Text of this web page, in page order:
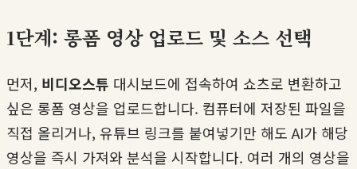
1단계: 롱폼 영상 업로드 및 소스 선택
먼저, 비디오스튜 대시보드에 접속하여 쇼츠로 변환하고
싶은 롱폼 영상을 업로드합니다. 컴퓨터에 저장된 파일을
직접 올리거나, 유튜브 링크를 붙여넣기만 해도 AI가 해당
영상을 즉시 가져와 분석을 시작합니다. 여러 개의 영상을